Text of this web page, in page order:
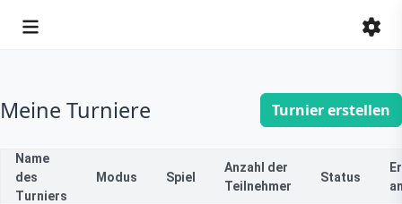
Meine Turniere Turnier erstellen
Name
des
Turniers
Modus Spiel
Anzahl der
Teilnehmer
Status